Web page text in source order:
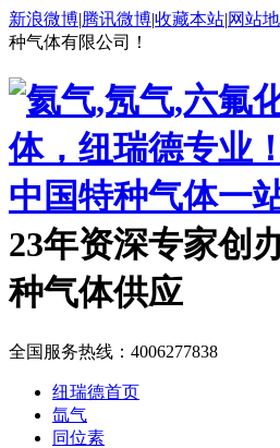
新浪微博|腾讯微博|收藏本站|网站
种气体有限公司！
中国特种气体一
23年资深专家创
种气体供应
全国服务热线： 4006277838
纽瑞德首页
氙气
同位素